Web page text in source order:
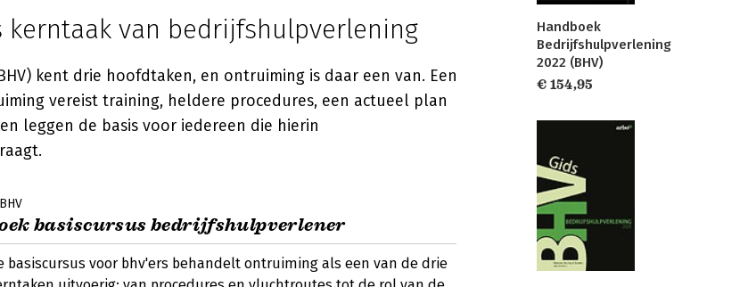
kerntaak van bedrijfshulpverlening
kent drie hoofdtaken, en ontruiming is daar een van. Een
vereist training, heldere procedures, een actueel plan
leggen de basis voor iedereen die hierin
basiscursus bedrijfshulpverlener
basiscursus voor bhv'ers behandelt ontruiming als een van de drie
Handboek
Bedrijfshulpverlening
2022 (BHV)
€ 154,95